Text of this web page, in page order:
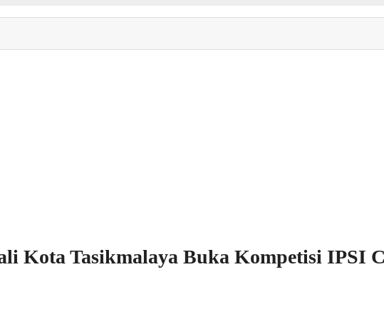
Kota Tasikmalaya Buka Kompetisi IPSI